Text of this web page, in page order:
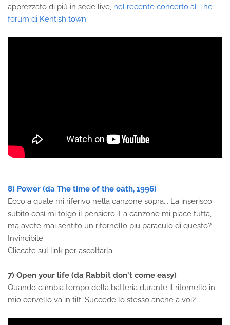
apprezzato di piú in sede live, nel recente concerto al The
forum di Kentish town.
8) Power (da The time of the oath, 1996)
Ecco a quale mi riferivo nella canzone sopra... La inserisco
subito cosí mi tolgo il pensiero. La canzone mi piace tutta,
ma avete mai sentito un ritornello piú paraculo di questo?
Invincibile.
Cliccate sul link per ascoltarla
7) Open your life (da Rabbit don't come easy)
Quando cambia tempo della batteria durante il ritornello in
mio cervello va in tilt. Succede lo stesso anche a voi?